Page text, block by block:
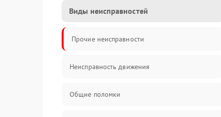
Виды неисправностей
Прочие неисправности
Неисправность движения
Общие поломки